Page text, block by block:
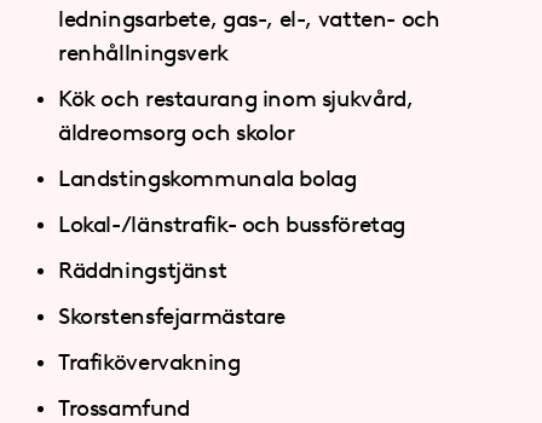
ledningsarbete, gas-, el-, vatten- och
renhållningsverk
Kök och restaurang inom sjukvård,
äldreomsorg och skolor
Landstingskommunala bolag
Lokal-/länstrafik- och bussföretag
Räddningstjänst
Skorstensfejarmästare
Trafikövervakning
Trossamfund